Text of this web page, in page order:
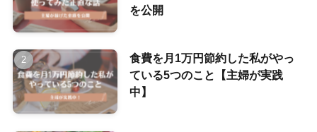
を公開
食費を月1万円節約した私がやっ
ている5つのこと【主婦が実践
中】